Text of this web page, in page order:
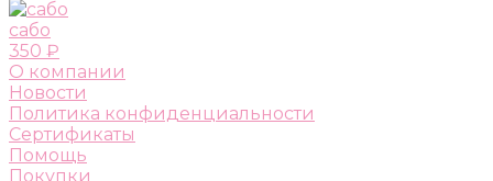
сабо
350 ₽
О компании
Новости
Политика конфиденциальности
Сертификаты
Помощь
Покупки